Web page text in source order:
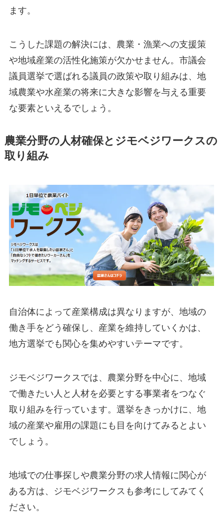
ます。
こうした課題の解決には、農業・漁業への支援策
や地域産業の活性化施策が欠かせません。市議会
議員選挙で選ばれる議員の政策や取り組みは、地
域農業や水産業の将来に大きな影響を与える重要
な要素といえるでしょう。
農業分野の人材確保とジモベジワークスの
取り組み
自治体によって産業構成は異なりますが、地域の
働き手をどう確保し、産業を維持していくかは、
地方選挙でも関心を集めやすいテーマです。
ジモベジワークスでは、農業分野を中心に、地域
で働きたい人と人材を必要とする事業者をつなぐ
取り組みを行っています。選挙をきっかけに、地
域の産業や雇用の課題にも目を向けてみるとよい
でしょう。
地域での仕事探しや農業分野の求人情報に関心が
ある方は、ジモベジワークスも参考にしてみてく
ださい。